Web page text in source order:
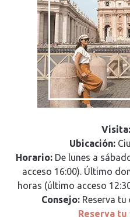
Visita:
Ubicación:
Horario: De lunes a
acceso 16:00). Último
horas (último acceso
Consejo: Reserva
Reserva